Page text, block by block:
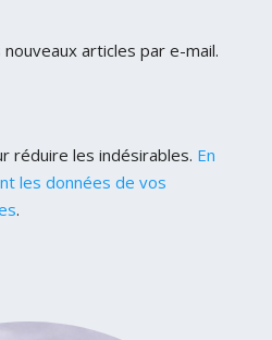
articles par e-mail.
réduire les indésirables. En
les données de vos
.